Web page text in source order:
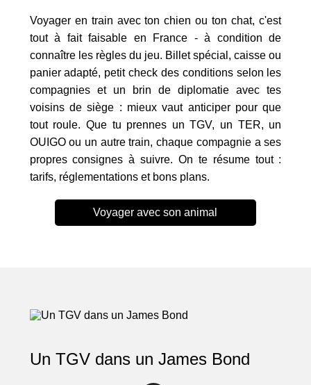
Voyager en train avec ton chien ou ton chat, c'est
tout à fait faisable en France - à condition de
connaître les règles du jeu. Billet spécial, caisse ou
panier adapté, petit check des conditions selon les
compagnies et un brin de diplomatie avec tes
voisins de siège : mieux vaut anticiper pour que
tout roule. Que tu prennes un TGV, un TER, un
OUIGO ou un autre train, chaque compagnie a ses
propres consignes à suivre. On te résume tout :
tarifs, réglementations et bons plans.
Voyager avec son animal
Un TGV dans un James Bond